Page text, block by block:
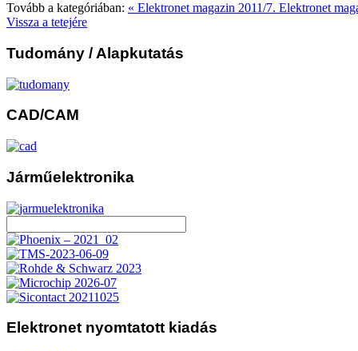
Tovább a kategóriában: « Elektronet magazin 2011/7. Elektronet
Vissza a tetejére
Tudomány / Alapkutatás
CAD/CAM
Járműelektronika
Elektronet nyomtatott kiadás